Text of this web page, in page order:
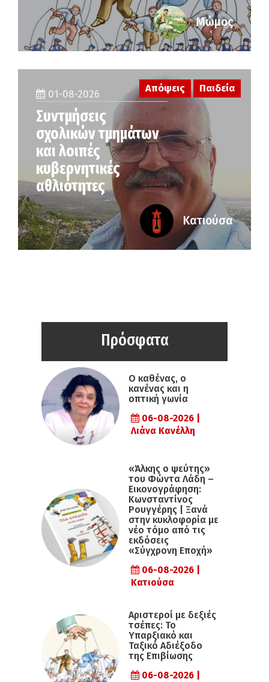
Μώμος
01-08-2026
Συντμήσεις
σχολικών τμημάτων
και λοιπές
κυβερνητικές
αθλιότητες
Απόψεις Παιδεία
Κατιούσα
Πρόσφατα
Ο καθένας, ο
κανένας και η
οπτική γωνία
06-08-2026 |
Λιάνα Κανέλλη
«Άλκης ο ψεύτης»
του Φώντα Λάδη –
Εικονογράφηση:
Κωνσταντίνος
Ρουγγέρης | Ξανά
στην κυκλοφορία με
νέο τόμο από τις
εκδόσεις
«Σύγχρονη Εποχή»
06-08-2026 |
Κατιούσα
Αριστεροί με δεξιές
τσέπες: Το
Υπαρξιακό και
Ταξικό Αδιέξοδο
της Επιβίωσης
06-08-2026 |